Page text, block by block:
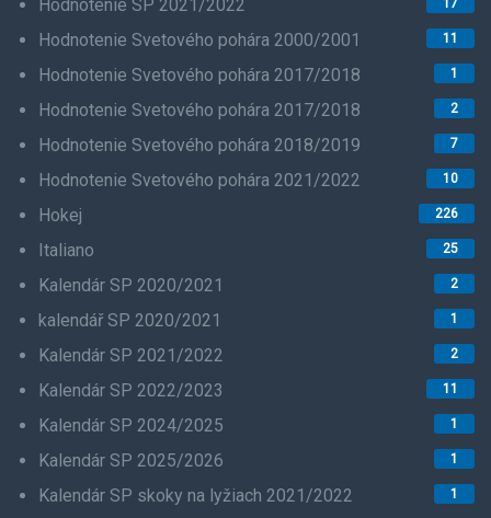
Hodnotenie SP 2021/2022
Hodnotenie Svetového pohára 2000/2001 11
Hodnotenie Svetového pohára 2017/2018 1
Hodnotenie Svetového pohára 2017/2018 2
Hodnotenie Svetového pohára 2018/2019 7
Hodnotenie Svetového pohára 2021/2022 10
Hokej 226
Italiano 25
Kalendár SP 2020/2021 2
kalendář SP 2020/2021 1
Kalendár SP 2021/2022 2
Kalendár SP 2022/2023 11
Kalendár SP 2024/2025 1
Kalendár SP 2025/2026 1
Kalendár SP skoky na lyžiach 2021/2022 1